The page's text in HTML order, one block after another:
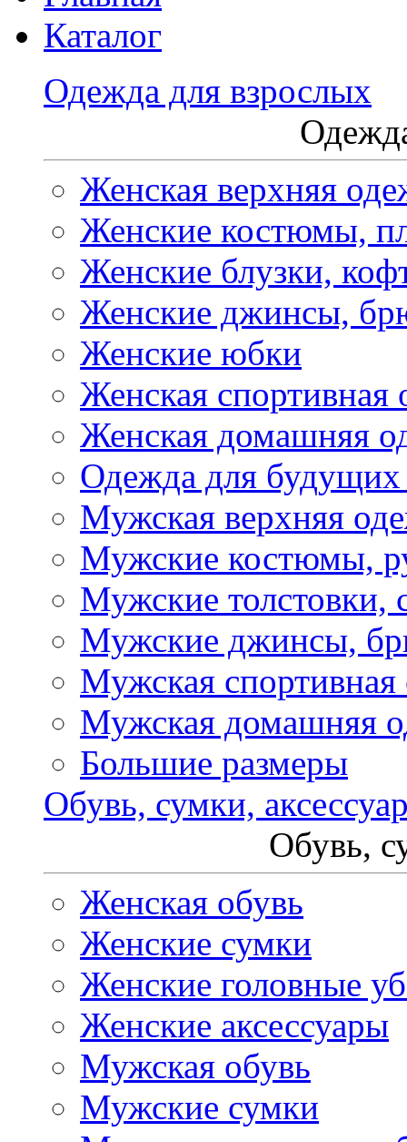
Каталог
Одежда для взрослых
Женская верхняя
Женские костюмы,
Женские блузки,
Женские джинсы,
Женские юбки
Женская спортивная
Женская домашняя
Одежда для
Мужская верхняя
Мужские костюмы,
Мужские толстовки,
Мужские джинсы,
Мужская спортивная
Мужская домашняя
Большие размеры
Обувь, сумки,
Обувь,
Женская обувь
Женские сумки
Женские головные
Женские аксессуары
Мужская обувь
Мужские сумки